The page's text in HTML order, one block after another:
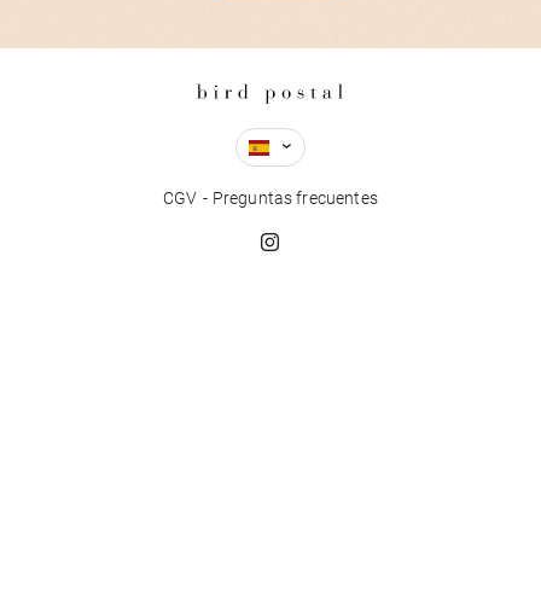
CGV Preguntas frecuentes